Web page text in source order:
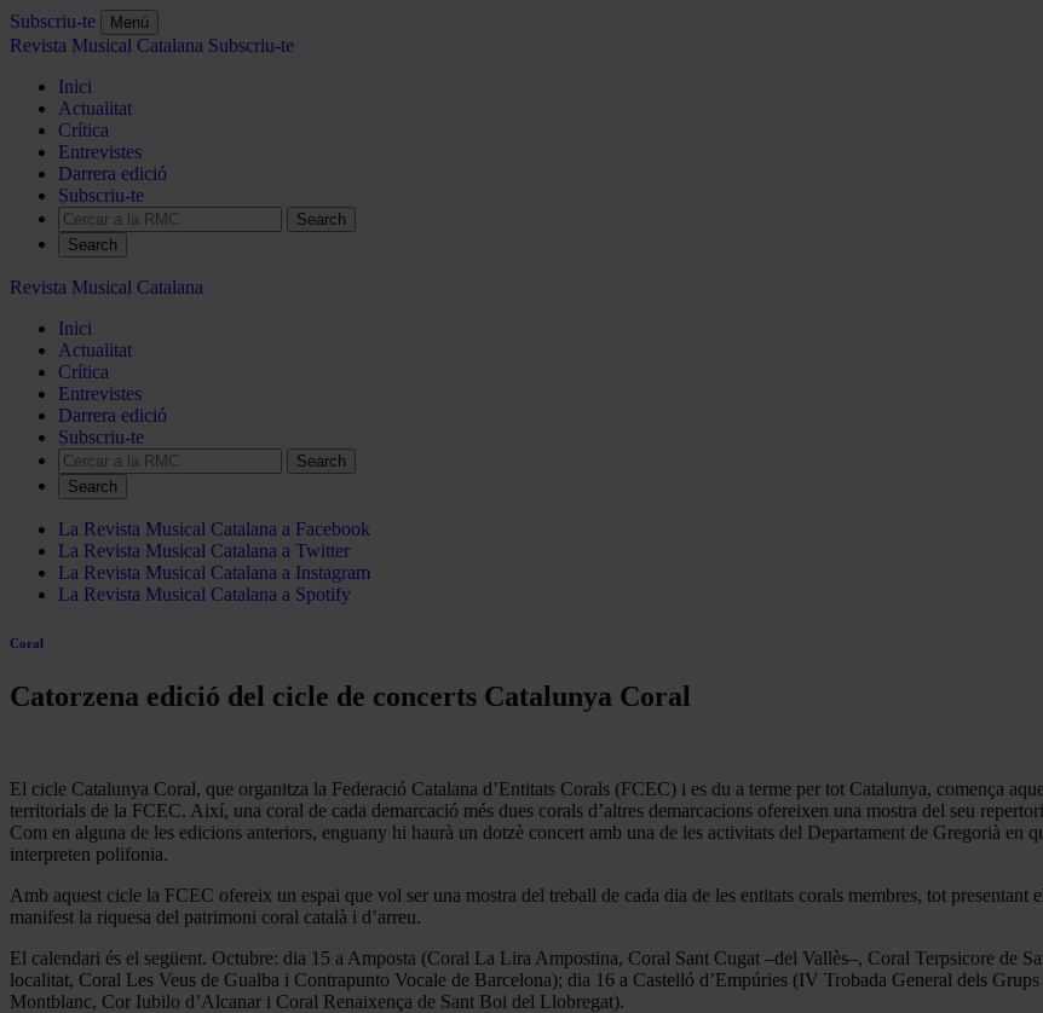
Subscriu-te Menú
Revista Musical Catalana Subscriu-te
Inici
Actualitat
Crítica
Entrevistes
Darrera edició
Subscriu-te
Search
Revista Musical Catalana
Inici
Actualitat
Crítica
Entrevistes
Darrera edició
Subscriu-te
Search
La Revista Musical Catalana a Facebook
La Revista Musical Catalana a Twitter
La Revista Musical Catalana a Instagram
La Revista Musical Catalana a Spotify
Coral
Catorzena edició del cicle de concerts Catalunya Coral
El cicle Catalunya Coral, que organitza la Federació Catalana d’Entitats Corals (FCEC) i es du a terme per tot Catalunya, comença
territorials de la FCEC. Així, una coral de cada demarcació més dues corals d’altres demarcacions ofereixen una mostra del seu
Com en alguna de les edicions anteriors, enguany hi haurà un dotzè concert amb una de les activitats del Departament de Gregorià en
interpreten polifonia.
Amb aquest cicle la FCEC ofereix un espai que vol ser una mostra del treball de cada dia de les entitats corals membres, tot
manifest la riquesa del patrimoni coral català i d’arreu.
El calendari és el següent. Octubre: dia 15 a Amposta (Coral La Lira Ampostina, Coral Sant Cugat –del Vallès–, Coral Terpsicore de
localitat, Coral Les Veus de Gualba i Contrapunto Vocale de Barcelona); dia 16 a Castelló d’Empúries (IV Trobada General dels
Montblanc, Cor Iubilo d’Alcanar i Coral Renaixença de Sant Boi del Llobregat).